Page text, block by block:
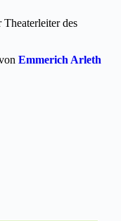
des
Emmerich Arleth